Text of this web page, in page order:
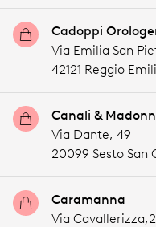
Cadoppi
Via Emilia San
42121 Reggio
Canali &
Via Dante, 49
20099 Sesto San
Caramanna
Via Cavallerizza,2